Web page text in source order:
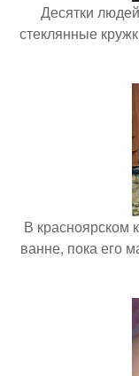
Десятки
стеклянные
В красноярском
ванне, пока его